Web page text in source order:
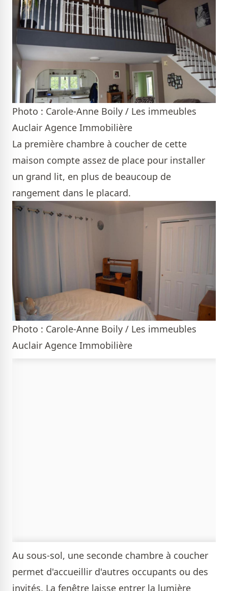
Photo : Carole-Anne Boily / Les immeubles
Auclair Agence Immobilière
La première chambre à coucher de cette
maison compte assez de place pour installer
un grand lit, en plus de beaucoup de
rangement dans le placard.
Photo : Carole-Anne Boily / Les immeubles
Auclair Agence Immobilière
Au sous-sol, une seconde chambre à coucher
permet d'accueillir d'autres occupants ou des
invités. La fenêtre laisse entrer la lumière